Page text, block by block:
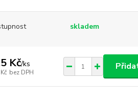
skladem
Kč/ks
bez DPH